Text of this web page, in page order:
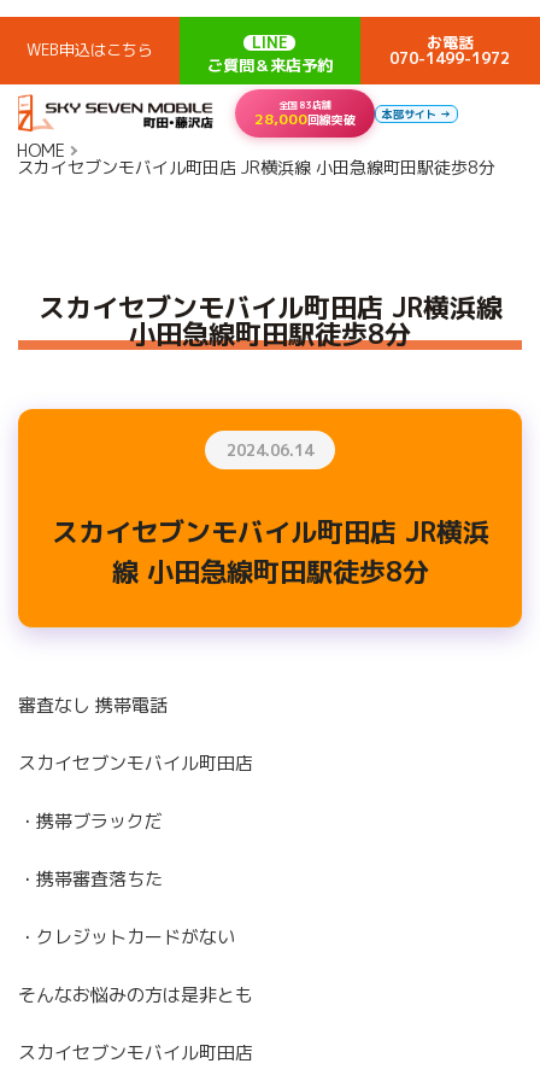
WEB申込はこちら
LINE
ご質問＆来店予約
お電話
070-1499-1972
全国83店舗
28,000回線突破 本部サイト →
HOME
スカイセブンモバイル町田店 JR横浜線 小田急線町田駅徒歩8分
スカイセブンモバイル町田店 JR横浜線
小田急線町田駅徒歩8分
2024.06.14
スカイセブンモバイル町田店 JR横浜
線 小田急線町田駅徒歩8分
審査なし 携帯電話
スカイセブンモバイル町田店
・携帯ブラックだ
・携帯審査落ちた
・クレジットカードがない
そんなお悩みの方は是非とも
スカイセブンモバイル町田店